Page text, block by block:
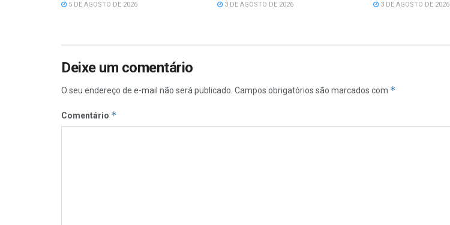
5 DE AGOSTO DE 2026 3 DE AGOSTO DE 2026 3 DE AGOSTO DE 2026
Deixe um comentário
O seu endereço de e-mail não será publicado. Campos obrigatórios são marcados com *
Comentário *